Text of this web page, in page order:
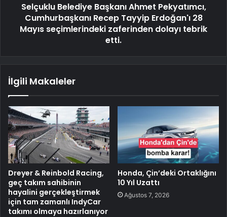
Selçuklu Belediye Başkanı Ahmet Pekyatımcı,
Cumhurbaşkanı Recep Tayyip Erdoğan'ı 28
Mayıs seçimlerindeki zaferinden dolayı tebrik
etti.
İlgili Makaleler
Dreyer & Reinbold Racing,
geç takım sahibinin
hayalini gerçekleştirmek
için tam zamanlı IndyCar
takımı olmaya hazırlanıyor
Honda, Çin’deki Ortaklığını
10 Yıl Uzattı
Ağustos 7, 2026